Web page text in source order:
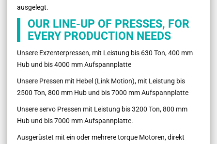
ausgelegt.
OUR LINE-UP OF PRESSES, FOR
EVERY PRODUCTION NEEDS
Unsere Exzenterpressen, mit Leistung bis 630 Ton, 400 mm
Hub und bis 4000 mm Aufspannplatte
Unsere Pressen mit Hebel (Link Motion), mit Leistung bis
2500 Ton, 800 mm Hub und bis 7000 mm Aufspannplatte
Unsere servo Pressen mit Leistung bis 3200 Ton, 800 mm
Hub und bis 7000 mm Aufspannplatte.
Ausgerüstet mit ein oder mehrere torque Motoren, direkt